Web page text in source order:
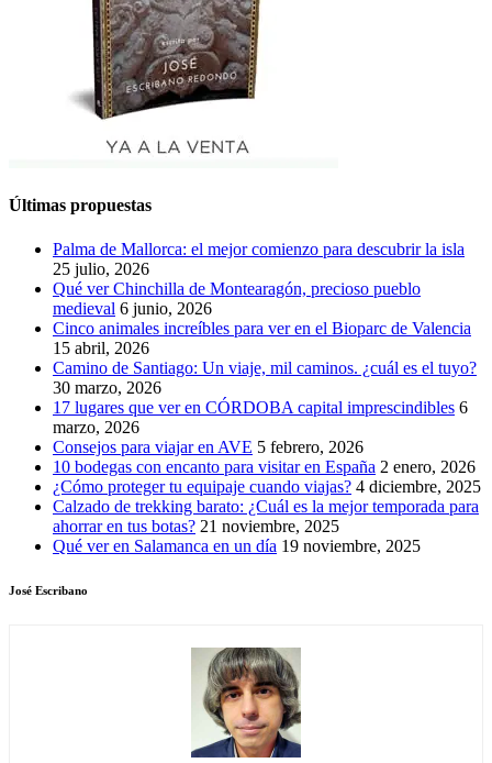
Últimas propuestas
Palma de Mallorca: el mejor comienzo para descubrir la isla
25 julio, 2026
Qué ver Chinchilla de Montearagón, precioso pueblo
medieval 6 junio, 2026
Cinco animales increíbles para ver en el Bioparc de Valencia
15 abril, 2026
Camino de Santiago: Un viaje, mil caminos. ¿cuál es el tuyo?
30 marzo, 2026
17 lugares que ver en CÓRDOBA capital imprescindibles 6
marzo, 2026
Consejos para viajar en AVE 5 febrero, 2026
10 bodegas con encanto para visitar en España 2 enero, 2026
¿Cómo proteger tu equipaje cuando viajas? 4 diciembre, 2025
Calzado de trekking barato: ¿Cuál es la mejor temporada para
ahorrar en tus botas? 21 noviembre, 2025
Qué ver en Salamanca en un día 19 noviembre, 2025
José Escribano